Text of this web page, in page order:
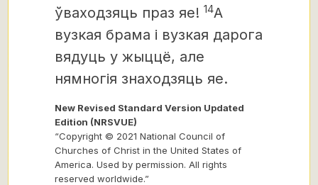
ўваходзяць праз яе! 14А
вузкая брама і вузкая дарога
вядуць у жыццё, але
нямногія знаходзяць яе.
New Revised Standard Version Updated
Edition (NRSVUE)
“Copyright © 2021 National Council of
Churches of Christ in the United States of
America. Used by permission. All rights
reserved worldwide.”